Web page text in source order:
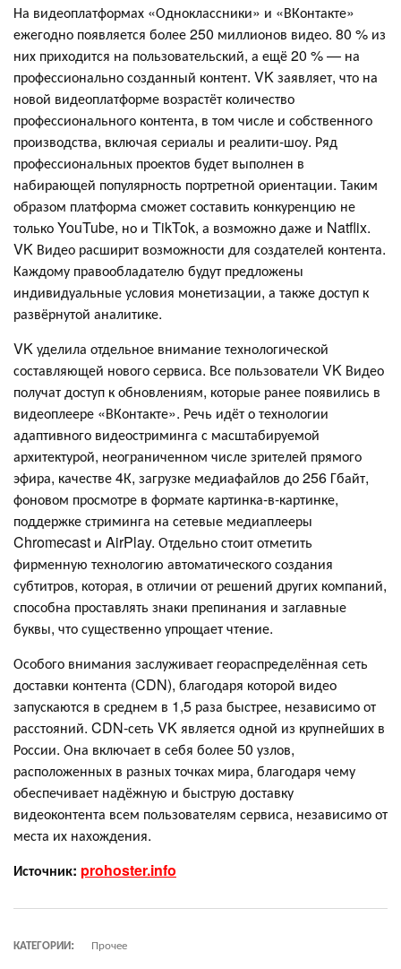
На видеоплатформах «Одноклассники» и «ВКонтакте»
ежегодно появляется более 250 миллионов видео. 80 % из
них приходится на пользовательский, а ещё 20 % — на
профессионально созданный контент. VK заявляет, что на
новой видеоплатформе возрастёт количество
профессионального контента, в том числе и собственного
производства, включая сериалы и реалити-шоу. Ряд
профессиональных проектов будет выполнен в
набирающей популярность портретной ориентации. Таким
образом платформа сможет составить конкуренцию не
только YouTube, но и TikTok, а возможно даже и Natflix.
VK Видео расширит возможности для создателей контента.
Каждому правообладателю будут предложены
индивидуальные условия монетизации, а также доступ к
развёрнутой аналитике.
VK уделила отдельное внимание технологической
составляющей нового сервиса. Все пользователи VK Видео
получат доступ к обновлениям, которые ранее появились в
видеоплеере «ВКонтакте». Речь идёт о технологии
адаптивного видеостриминга с масштабируемой
архитектурой, неограниченном числе зрителей прямого
эфира, качестве 4К, загрузке медиафайлов до 256 Гбайт,
фоновом просмотре в формате картинка-в-картинке,
поддержке стриминга на сетевые медиаплееры
Chromecast и AirPlay. Отдельно стоит отметить
фирменную технологию автоматического создания
субтитров, которая, в отличии от решений других компаний,
способна проставлять знаки препинания и заглавные
буквы, что существенно упрощает чтение.
Особого внимания заслуживает геораспределённая сеть
доставки контента (CDN), благодаря которой видео
запускаются в среднем в 1,5 раза быстрее, независимо от
расстояний. CDN-сеть VK является одной из крупнейших в
России. Она включает в себя более 50 узлов,
расположенных в разных точках мира, благодаря чему
обеспечивает надёжную и быструю доставку
видеоконтента всем пользователям сервиса, независимо от
места их нахождения.
Источник: prohoster.info
КАТЕГОРИИ:
Прочее